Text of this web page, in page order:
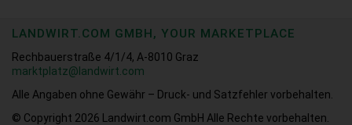
LANDWIRT.COM GMBH, YOUR MARKETPLACE
Rechbauerstraße 4/1/4, A-8010 Graz
marktplatz@landwirt.com
Alle Angaben ohne Gewähr – Druck- und Satzfehler vorbehalten.
© Copyright 2026
Landwirt.com GmbH Alle Rechte vorbehalten.